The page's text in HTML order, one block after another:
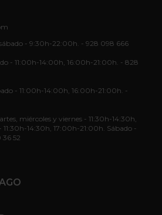
- 9:30h-22:00h. - 928 098 666
- 11:00h-14:00h, 16:00h-21:00h. - 828
- 11:00h-14:00h, 16:00h-21:00h. -
miércoles y viernes - 11:30h-14:30h,
11:30h-14:30h, 17:00h-21:00h. Sábado -
36 52